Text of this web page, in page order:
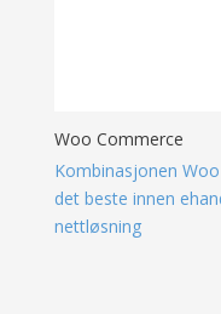
Woo Commerce
Kombinasjonen
det beste innen
nettløsning